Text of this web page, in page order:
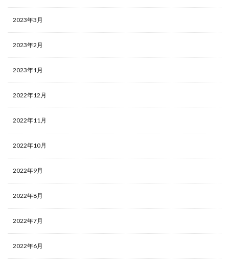
2023年3月
2023年2月
2023年1月
2022年12月
2022年11月
2022年10月
2022年9月
2022年8月
2022年7月
2022年6月